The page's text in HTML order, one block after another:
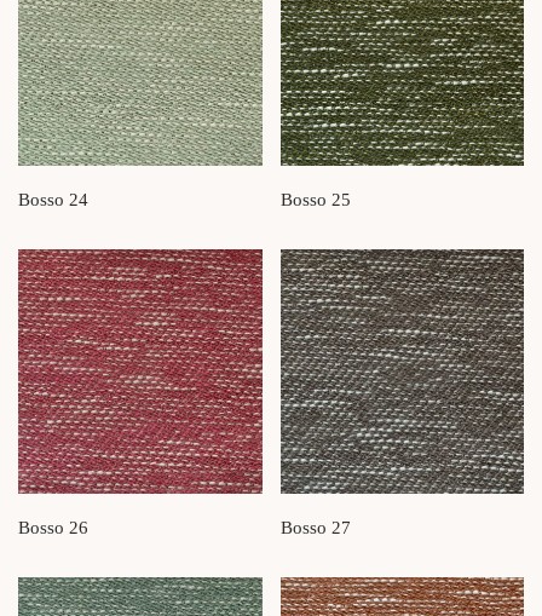
Bosso 24 Bosso 25
Bosso 26 Bosso 27